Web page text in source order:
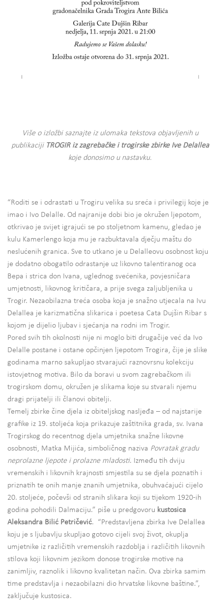
Više o izložbi saznajte iz ulomaka tekstova objavljenih u
publikaciji TROGIR iz zagrebačke i trogirske zbirke Ive Delallea
koje donosimo u nastavku.
“Roditi se i odrastati u Trogiru velika su sreća i privilegij koje je
imao i Ivo Delalle. Od najranije dobi bio je okružen ljepotom,
otkrivao je svijet igrajući se po stoljetnom kamenu, gledao je
kulu Kamerlengo koja mu je razbuktavala dječju maštu do
neslućenih granica. Sve to utkano je u Delalleovu osobnost koju
je dodatno obogatilo odrastanje uz likovno talentiranog oca
Bepa i strica don Ivana, uglednog svećenika, povjesničara
umjetnosti, likovnog kritičara, a prije svega zaljubljenika u
Trogir. Nezaobilazna treća osoba koja je snažno utjecala na Ivu
Delallea je karizmatična slikarica i poetesa Cata Dujšin Ribar s
kojom je dijelio ljubav i sjećanja na rodni im Trogir.
Pored svih tih okolnosti nije ni moglo biti drugačije već da Ivo
Delalle postane i ostane opčinjen ljepotom Trogira, čije je slike
godinama marno sakupljao stvarajući raznovrsnu kolekciju
istovjetnog motiva. Bilo da boravi u svom zagrebačkom ili
trogirskom domu, okružen je slikama koje su stvarali njemu
dragi prijatelji ili članovi obitelji.
Temelj zbirke čine djela iz obiteljskog nasljeđa – od najstarije
grafike iz 19. stoljeća koja prikazuje zaštitnika grada, sv. Ivana
Trogirskog do recentnog djela umjetnika snažne likovne
osobnosti, Matka Mijića, simboličnog naziva Povratak gradu
neprolazne ljepote i prolazne mladosti. Između tih dviju
vremenskih i likovnih krajnosti smjestila su se djela poznatih i
priznatih te onih manje znanih umjetnika, obuhvaćajući cijelo
20. stoljeće, počevši od stranih slikara koji su tijekom 1920-ih
godina pohodili Dalmaciju.” piše u predgovoru kustosica
Aleksandra Bilić Petričević. “Predstavljena zbirka Ive Delallea
koju je s ljubavlju skupljao gotovo cijeli svoj život, okuplja
umjetnike iz različitih vremenskih razdoblja i različitih likovnih
stilova koji likovnim jezikom donose trogirske motive na
zanimljiv, raznolik i likovno kvalitetan način. Ova zbirka samim
time predstavlja i nezaobilazni dio hrvatske likovne baštine.”,
zaključuje kustosica.